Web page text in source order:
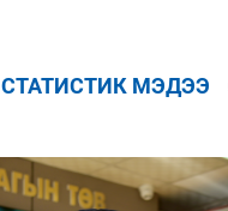
СТАТИСТИК МЭДЭЭ